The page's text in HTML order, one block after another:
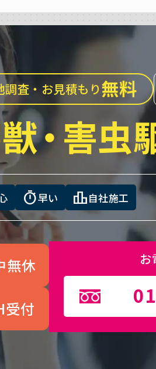
調査・お見積もり無料
・害虫
timer早い leaderboard自社施工
無休
受付
お